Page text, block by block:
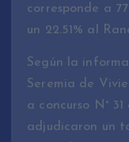
corresponde a
un 22.51% al
Según la
Seremia de
a concurso N°
adjudicaron un